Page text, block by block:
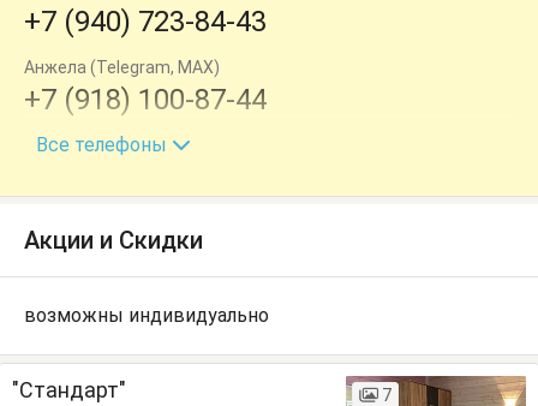
+7 (940) 723-84-43
Анжела (Telegram, MAX)
+7 (918) 100-87-44
Марина
Все телефоны
Акции и Скидки
возможны индивидуально
"Стандарт" 7